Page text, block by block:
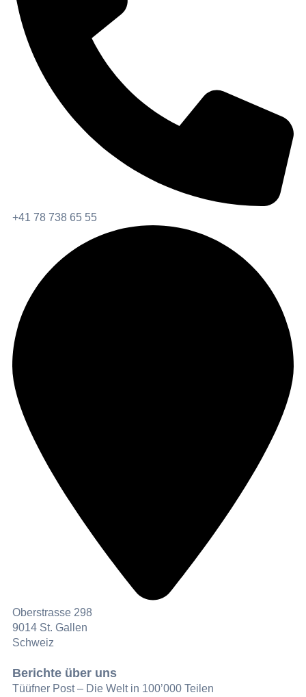
+41 78 738 65 55
Oberstrasse 298
9014 St. Gallen
Schweiz
Berichte über uns
Tüüfner Post – Die Welt in 100’000 Teilen